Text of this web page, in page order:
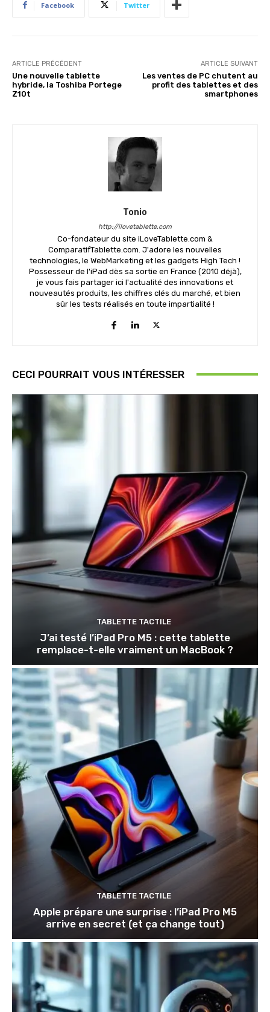
Facebook Twitter
ARTICLE PRÉCÉDENT
Une nouvelle tablette
hybride, la Toshiba Portege
Z10t
ARTICLE SUIVANT
Les ventes de PC chutent au
profit des tablettes et des
smartphones
Tonio
http://ilovetablette.com
Co-fondateur du site iLoveTablette.com &
ComparatifTablette.com. J'adore les nouvelles
technologies, le WebMarketing et les gadgets High Tech !
Possesseur de l'iPad dès sa sortie en France (2010 déjà),
je vous fais partager ici l'actualité des innovations et
nouveautés produits, les chiffres clés du marché, et bien
sûr les tests réalisés en toute impartialité !
CECI POURRAIT VOUS INTÉRESSER
TABLETTE TACTILE
J’ai testé l’iPad Pro M5 : cette tablette
remplace-t-elle vraiment un MacBook ?
TABLETTE TACTILE
Apple prépare une surprise : l’iPad Pro M5
arrive en secret (et ça change tout)